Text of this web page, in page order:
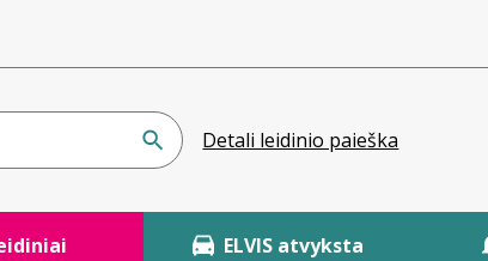
Detali leidinio paieška
ELVIS atvyksta